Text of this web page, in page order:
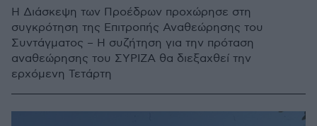
Η Διάσκεψη των Προέδρων προχώρησε στη
συγκρότηση της Επιτροπής Αναθεώρησης του
Συντάγματος – Η συζήτηση για την πρόταση
αναθεώρησης του ΣΥΡΙΖΑ θα διεξαχθεί την
ερχόμενη Τετάρτη